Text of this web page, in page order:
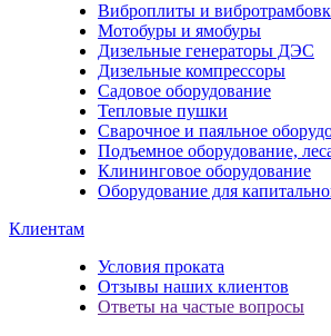
Виброплиты и
Мотобуры и ямобуры
Дизельные генераторы ДЭС
Дизельные компрессоры
Садовое оборудование
Тепловые пушки
Сварочное и паяльное
Подъемное оборудование,
Клининговое оборудование
Оборудование для
Клиентам
Условия проката
Отзывы наших клиентов
Ответы на частые вопросы